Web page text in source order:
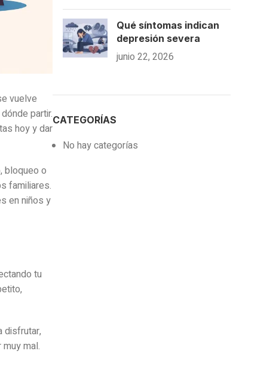
vuelve
partir.
hoy y dar
bloqueo o
familiares.
en niños y
tu
disfrutar,
mal.
Qué síntomas indican
depresión severa
junio 22, 2026
CATEGORÍAS
No hay categorías